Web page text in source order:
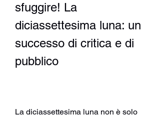
sfuggire! La
diciassettesima luna: un
successo di critica e di
pubblico
La diciassettesima luna non è solo